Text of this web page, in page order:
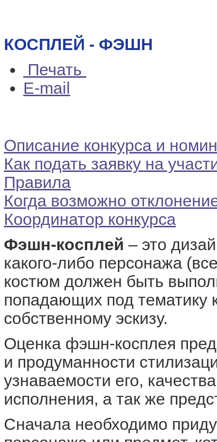
КОСПЛЕЙ - ФЭШН
Печать
E-mail
Описание конкурса и
Как подать заявку на
Правила
Когда возможно
Координатор конкурса
Фэшн-косплей – это
какого-либо персонажа
костюм должен быть
попадающих под тематику
собственному эскизу.
Оценка фэшн-косплея
и продуманности
узнаваемости его,
исполнения, а так же
Сначала необходимо